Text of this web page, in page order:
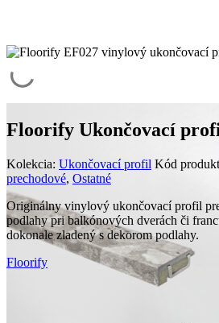
Floorify Ukončovací
Kolekcia: Ukončovací profil Kód
prechodové, Ostatné
Originálny vinylový ukončovací profil
podlahy pri balkónových dverách či
dokonale zladený s dekorom podlahy.
Floorify